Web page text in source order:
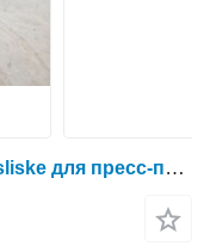
Другие рабочие элементы ballesliske для пресс-подборщика Krone 1290